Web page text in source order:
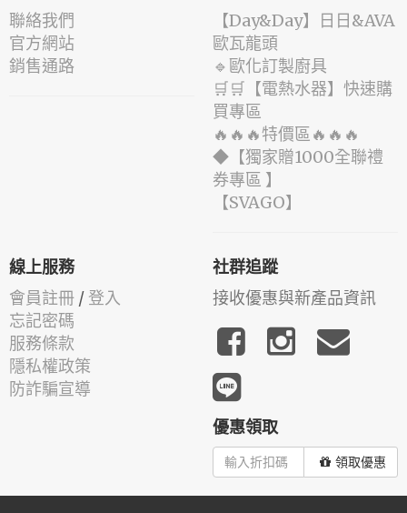
聯絡我們
官方網站
銷售通路
️【Day&Day】️日日&AVA
歐瓦龍頭
🔹歐化訂製廚具
🛒🛒【電熱水器】快速購
買專區
🔥🔥🔥特價區🔥🔥🔥
◆【獨家贈1000全聯禮
券專區 】
️【SVAGO】️
線上服務
會員註冊 / 登入
忘記密碼
服務條款
隱私權政策
防詐騙宣導
社群追蹤
接收優惠與新產品資訊
優惠領取
領取優惠